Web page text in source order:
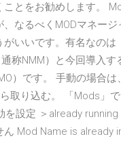
とをお勧めします。
なるべくMODマネー
がいいです。有名なのは
称NMM）と今回導入す
）です。 手動の場合は
取り込む。 「Mods」
を設定 ＞already
ん Mod Name is already